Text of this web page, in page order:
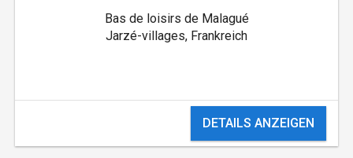
Bas de loisirs de Malagué
Jarzé-villages, Frankreich
DETAILS ANZEIGEN